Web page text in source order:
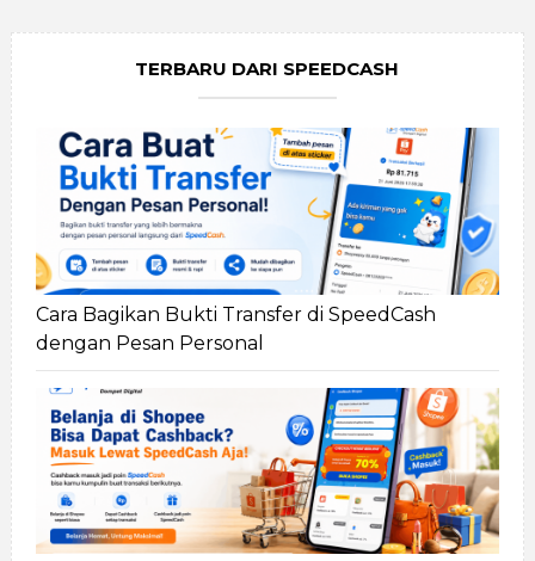
TERBARU DARI SPEEDCASH
Cara Bagikan Bukti Transfer di SpeedCash
dengan Pesan Personal